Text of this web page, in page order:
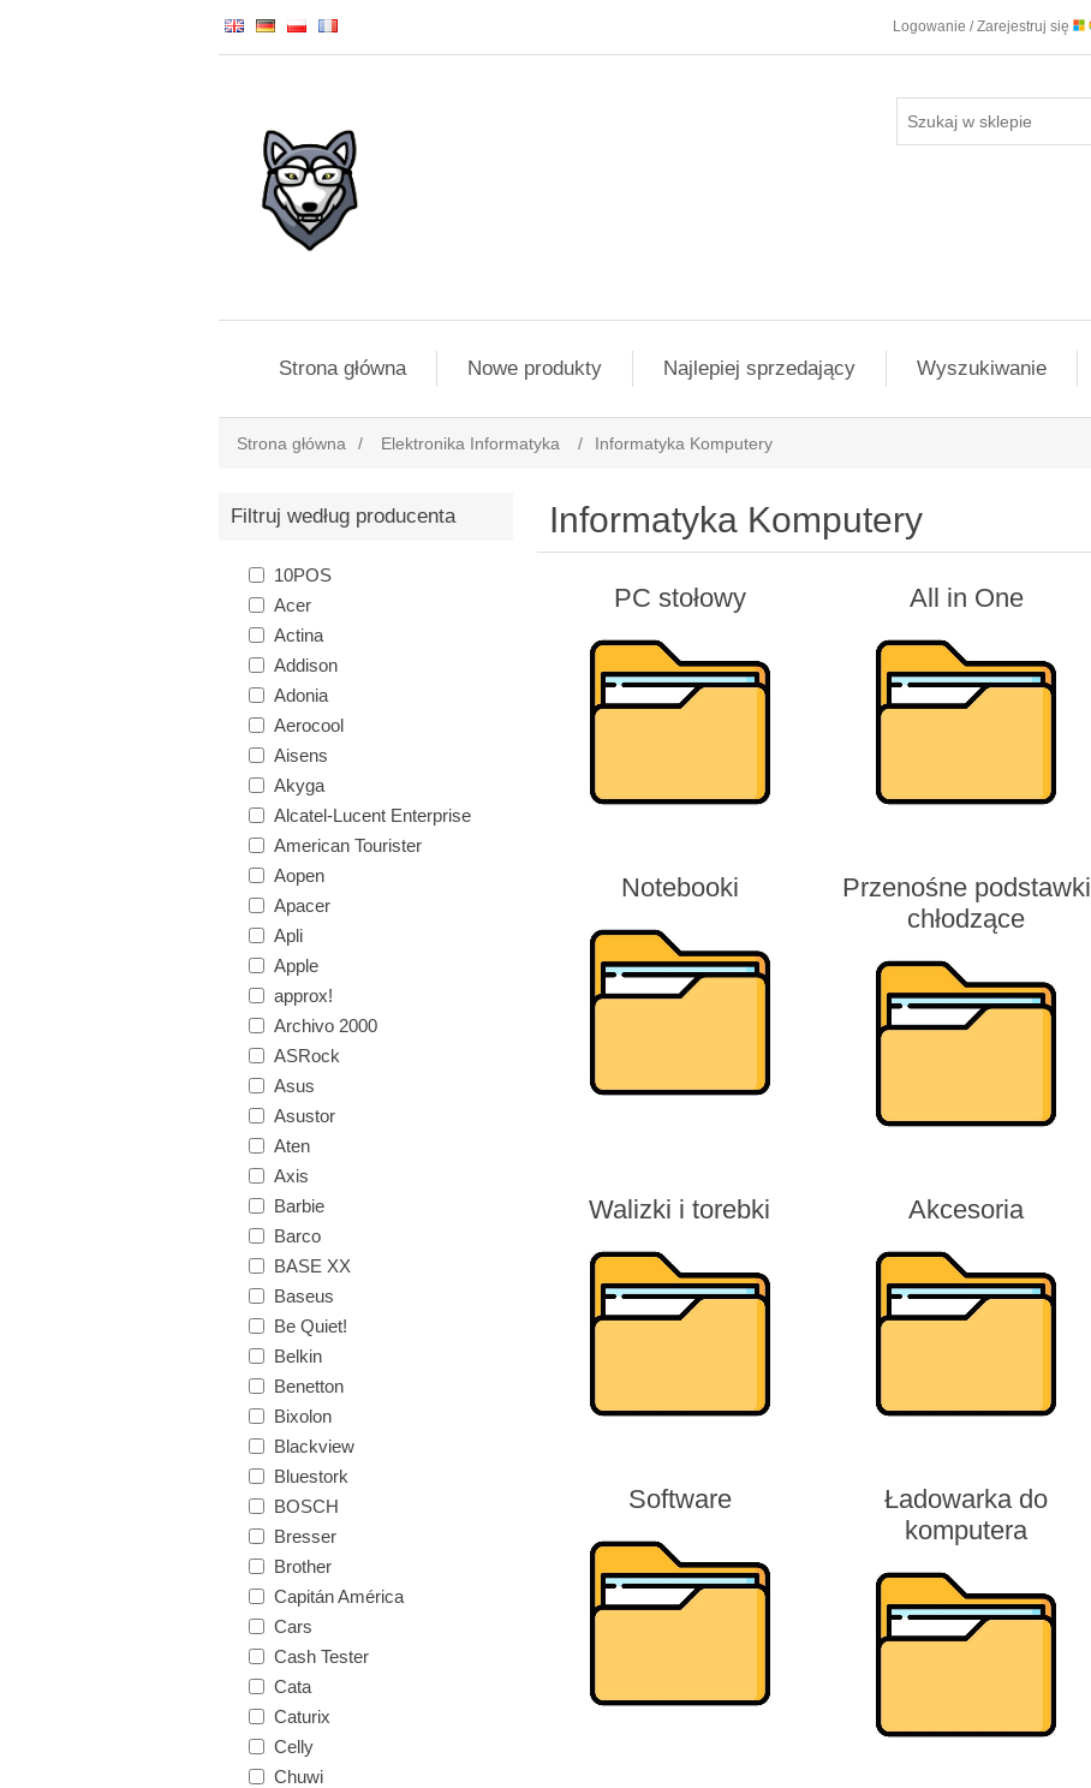
Logowanie / Zarejestruj się
Strona główna Nowe produkty Najlepiej sprzedający Wyszukiwanie
Strona główna / Elektronika Informatyka / Informatyka Komputery
Filtruj według producenta
10POS
Acer
Actina
Addison
Adonia
Aerocool
Aisens
Akyga
Alcatel-Lucent Enterprise
American Tourister
Aopen
Apacer
Apli
Apple
approx!
Archivo 2000
ASRock
Asus
Asustor
Aten
Axis
Barbie
Barco
BASE XX
Baseus
Be Quiet!
Belkin
Benetton
Bixolon
Blackview
Bluestork
BOSCH
Bresser
Brother
Capitán América
Cars
Cash Tester
Cata
Caturix
Celly
Chuwi
Informatyka Komputery
PC stołowy All in One
Notebooki
Przenośne podstawki
chłodzące
Walizki i torebki Akcesoria
Software
Ładowarka do
komputera